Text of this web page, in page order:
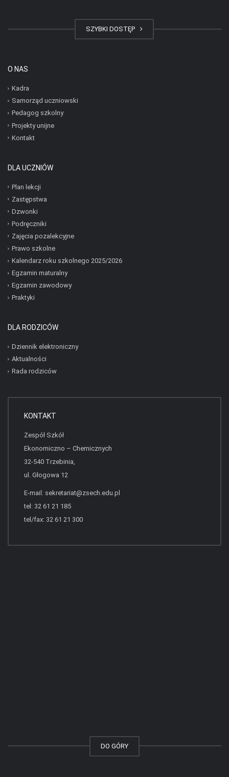
SZYBKI DOSTĘP
O NAS
Kadra
Samorząd uczniowski
Pedagog szkolny
Projekty unijne
Kontakt
DLA UCZNIÓW
Plan lekcji
Zastępstwa
Dzwonki
Podręczniki
Zajęcia pozalekcyjne
Prawo szkolne
Kalendarz roku szkolnego 2025/2026
Egzamin maturalny
Egzamin zawodowy
Praktyki
DLA RODZICÓW
Dziennik elektroniczny
Aktualności
Rada rodziców
KONTAKT
Zespół Szkół
Ekonomiczno – Chemicznych
32-540 Trzebinia,
ul. Głogowa 12
E-mail: sekretariat@zsech.edu.pl
tel: 32 61 21 185
tel/fax: 32 61 21 300
DO GÓRY